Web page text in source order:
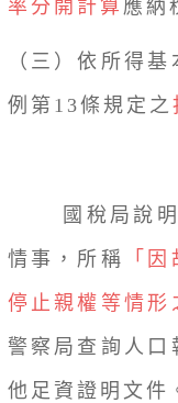
率分開計算 應納
（三）依所得
例第13條規定之
國稅局說明
情事，所稱
「
停止親權等情形
警察局查詢人口
他足資證明文件